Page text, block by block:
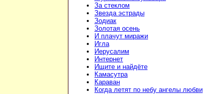
За стеклом
Звезда эстрады
Зодиак
Золотая осень
И плачут миражи
Игла
Иерусалим
Интернет
Ищите и найдёте
Камасутра
Караван
Когда летят по небу ангелы любви